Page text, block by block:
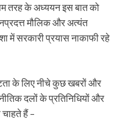
तरह के अध्ययन इस बात को
मौलिक और अत्यंत
में सरकारी प्रयास नाकाफी रहे
के लिए नीचे कुछ खबरों और
दलों के प्रतिनिधियों और
हैं –